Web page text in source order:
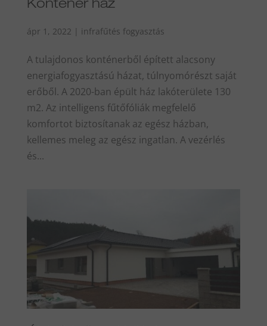
Konténer ház
ápr 1, 2022 | infrafűtés fogyasztás
A tulajdonos konténerből épített alacsony
energiafogyasztású házat, túlnyomórészt saját
erőből. A 2020-ban épült ház lakóterülete 130
m2. Az intelligens fűtőfóliák megfelelő
komfortot biztosítanak az egész házban,
kellemes meleg az egész ingatlan. A vezérlés
és...